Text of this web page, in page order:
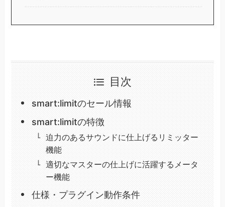
目次
smart:limitのセール情報
smart:limitの特徴
迫力のあるサウンドに仕上げるリミッター
機能
適切なマスターの仕上げに活躍するメータ
ー機能
仕様・プラグイン動作条件